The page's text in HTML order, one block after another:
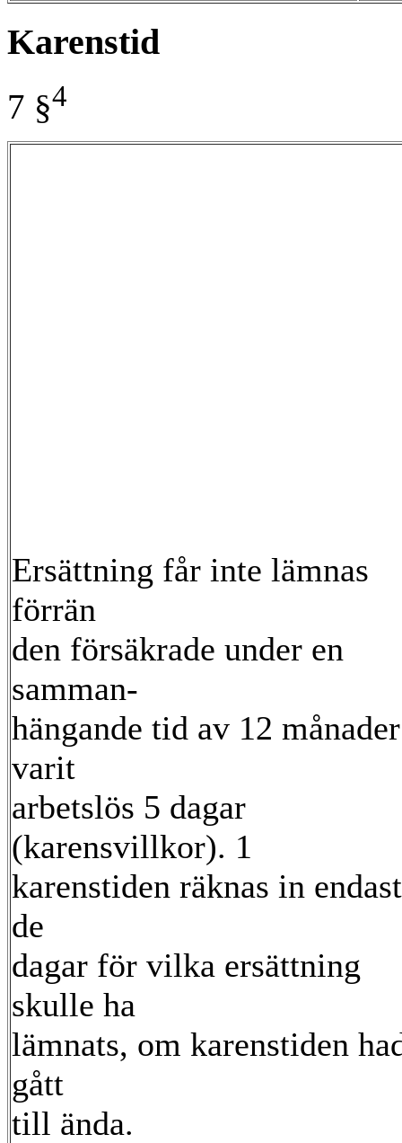
Karenstid
7 §4
Ersättning får inte lämnas
förrän
den försäkrade under en
samman-
hängande tid av 12 månader
varit
arbetslös 5 dagar
(karensvillkor). 1
karenstiden räknas in endast
de
dagar för vilka ersättning
skulle ha
lämnats, om karenstiden
gått
till ända.